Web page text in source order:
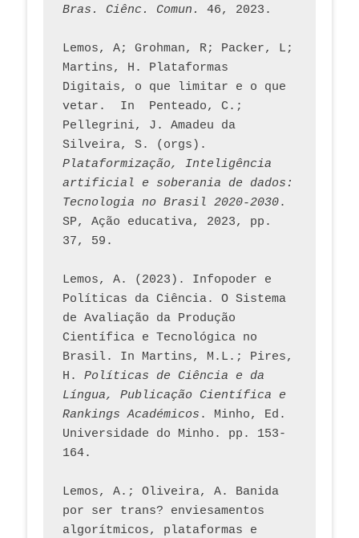
Bras. Ciênc. Comun.
Lemos, A; Grohman, R; Packer, L;
Martins, H. Plataformas
Digitais, o que limitar e o que
vetar.  In  Penteado, C.;
Pellegrini, J. Amadeu da
Plataformização, Inteligência
artificial e soberania de dados:
Tecnologia no Brasil 2020-2030.
SP, Ação educativa, 2023, pp.
37, 59.
Lemos, A. (2023). Infopoder e
Políticas da Ciência. O Sistema
de Avaliação da Produção
Científica e Tecnológica no
Brasil. In Martins, M.L.; Pires,
H. Políticas de Ciência e da
Língua, Publicação Científica e
Rankings Académicos . Minho, Ed.
Universidade do Minho. pp. 153-
164.
Lemos, A.; Oliveira, A. Banida
por ser trans? enviesamentos
algorítmicos, plataformas e